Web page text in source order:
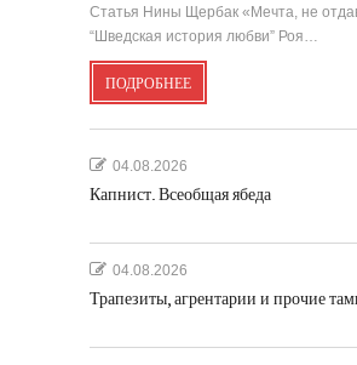
Статья Нины Щербак «Мечта, не
“Шведская история любви” Роя…
ПОДРОБНЕЕ
04.08.2026
Капнист. Всеобщая ябеда
04.08.2026
Трапезиты, агрентарии и прочие